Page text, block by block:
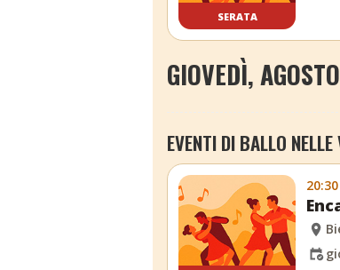
SERATA
GIOVEDÌ,
EVENTI DI BALLO